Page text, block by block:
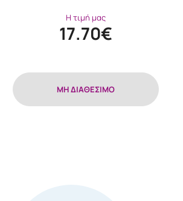
Η τιμή μας
17.70€
MH ΔΙΑΘΕΣΙΜΟ